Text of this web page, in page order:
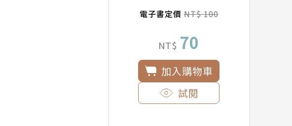
電子書定價NT$ 100
NT$ 70
加入購物車
試閱